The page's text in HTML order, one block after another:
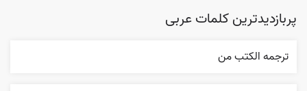
پربازدیدترین کلمات عربی
ترجمه الکتب من